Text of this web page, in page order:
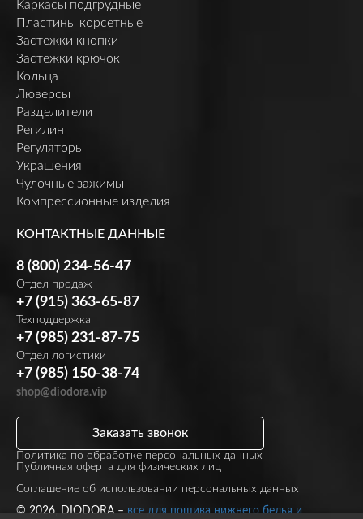
Каркасы подгрудные
Пластины корсетные
Застежки кнопки
Застежки крючок
Кольца
Люверсы
Разделители
Регилин
Регуляторы
Украшения
Чулочные зажимы
Компрессионные изделия
КОНТАКТНЫЕ ДАННЫЕ
8 (800) 234-56-47
Отдел продаж
+7 (915) 363-65-87
Техподдержка
+7 (985) 231-87-75
Отдел логистики
+7 (985) 150-38-74
shop@diodora.vip
Политика по обработке персональных данных
Публичная оферта для физических лиц
Заказать звонок
Соглашение об использовании персональных данных
© 2026, DIODORA –все для пошива нижнего белья и